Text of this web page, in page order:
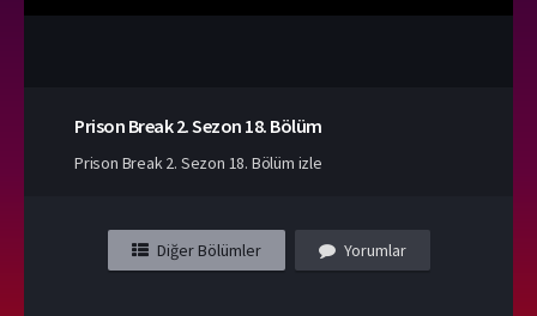
Prison Break 2. Sezon 18. Bölüm
Prison Break 2. Sezon 18. Bölüm izle
Diğer Bölümler Yorumlar